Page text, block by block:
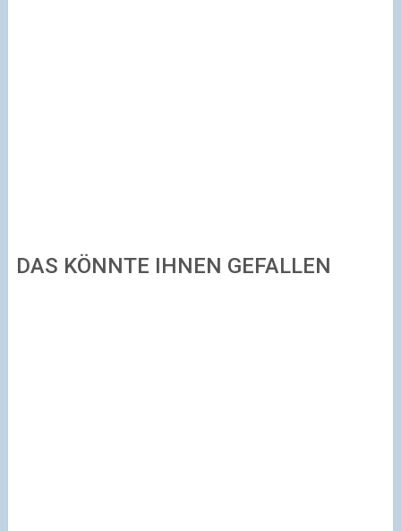
DAS KÖNNTE IHNEN GEFALLEN